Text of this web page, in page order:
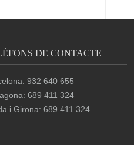
DE CONTACTE
932 640 655
689 411 324
i Girona: 689 411 324